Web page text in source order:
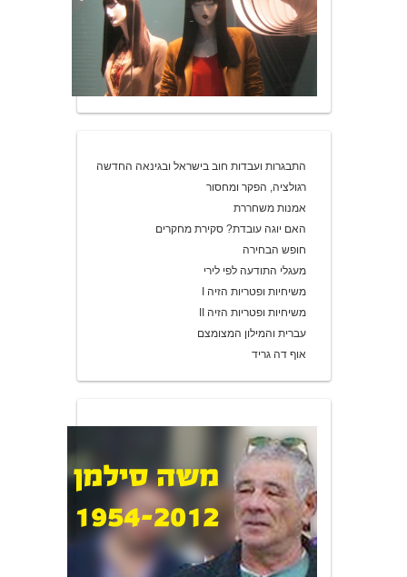
התבגרות ועבדות חוב בישראל ובגינאה החדשה
רגולציה, הפקר ומחסור
אמנות משחררת
האם יוגה עובדת? סקירת מחקרים
חופש הבחירה
מעגלי התודעה לפי לירי
משיחיות ופטריות הזיה I
משיחיות ופטריות הזיה II
עברית והמילון המצומצם
אוף דה גריד